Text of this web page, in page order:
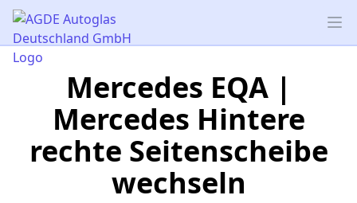
AGDE Autoglas Deutschland GmbH
Mercedes EQA |
Mercedes Hintere
rechte Seitenscheibe
wechseln